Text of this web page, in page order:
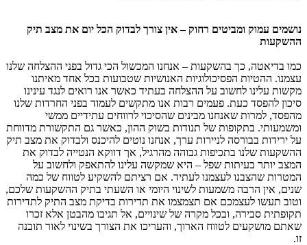
נושמים עמוק ומביטים רחוק – אין צורך לבדוק הכל יום את מצב תיק
ההשקעות
כמו בדיאטה, כך בהשקעות – אנחנו המכשול הכי גדול בפני ההצלחה שלנו
עצמנו. ההטיות הפסיכולוגיות האנושיות שטבועות בכל אחד מאיתנו
מקשות עלינו לחשוב על ההצלחה בעתיד כאשר אנו רואים לנגד עינינו
סיכון להפסד כעת. פעמים רבות אנו מתקשים לעמוד בפני החרדות שלנו
מהפסד, למרות שאנחנו מבינים שהסיכוי לרווחים עתידיים ממשי
ומשמעותי. בתקופות של תנודות בשוק ההון, כאשר גם התקשורת מדווחת
על ירידות בבורסה לניירות ערך, אנחנו נוטים להיכנס ולבדוק את מצב תיק
ההשקעות שלנו בתכיפות גבוהה מהרגיל, אך דווקא הנטייה לבדוק את
המצב יותר בעיתות שפל – היא שמקשה עלינו להתאפק ולחשוב על
המטרות שהצבנו לעצמנו לעתיד. אם רציתם להשקיע לטווח של כמה
שנים, אין הרבה משמעות לשינוי היומי או השעתי בתיק ההשקעות שלכם,
וטוב תעשו לעצמכם אם תצמצמו את תדירות בדיקת מצב התיק לתדירות
תקופתית סבירה, ובכל מקרה של שינויים, אל תגיבו מהבטן אלא זכרו
שאתם מושקעים לטווח הארוך, והעריכו את הצורך בשינוי לאור תובנה
זו.